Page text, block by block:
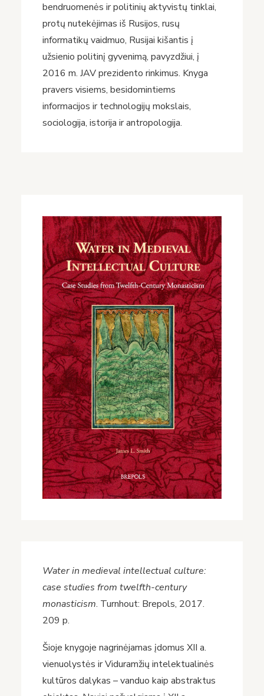
bendruomenės ir politinių aktyvistų tinklai,
protų nutekėjimas iš Rusijos, rusų
informatikų vaidmuo, Rusijai kišantis į
užsienio politinį gyvenimą, pavyzdžiui, į
2016 m. JAV prezidento rinkimus. Knyga
pravers visiems, besidomintiems
informacijos ir technologijų mokslais,
sociologija, istorija ir antropologija.
Water in medieval intellectual culture:
case studies from twelfth-century
monasticism. Turnhout: Brepols, 2017.
209 p.
Šioje knygoje nagrinėjamas įdomus XII a.
vienuolystės ir Viduramžių intelektualinės
kultūros dalykas – vanduo kaip abstraktus